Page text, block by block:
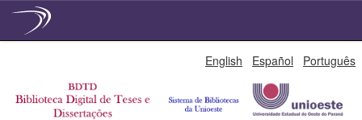
English Español Português